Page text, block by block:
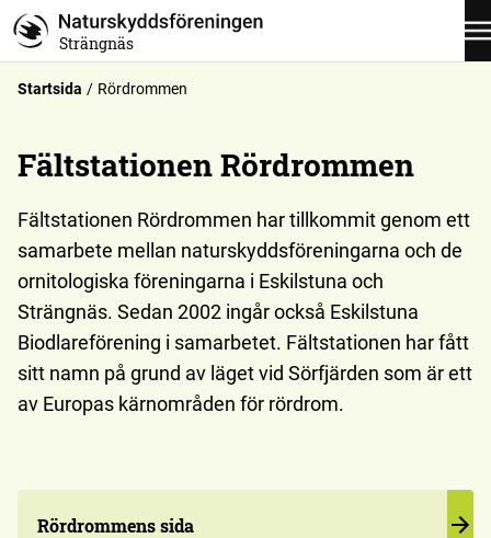
Strängnäs
Startsida Rördrommen
Fältstationen Rördrommen
Fältstationen Rördrommen har tillkommit genom ett
samarbete mellan naturskyddsföreningarna och de
ornitologiska föreningarna i Eskilstuna och
Strängnäs. Sedan 2002 ingår också Eskilstuna
Biodlareförening i samarbetet. Fältstationen har fått
sitt namn på grund av läget vid Sörfjärden som är ett
av Europas kärnområden för rördrom.
Rördrommens sida